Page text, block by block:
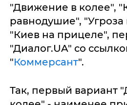
"Движение в колее",
равнодушие",
"Киев на прицеле",
"Диалог.UA" со
"Коммерсант".
Так, первый вариант